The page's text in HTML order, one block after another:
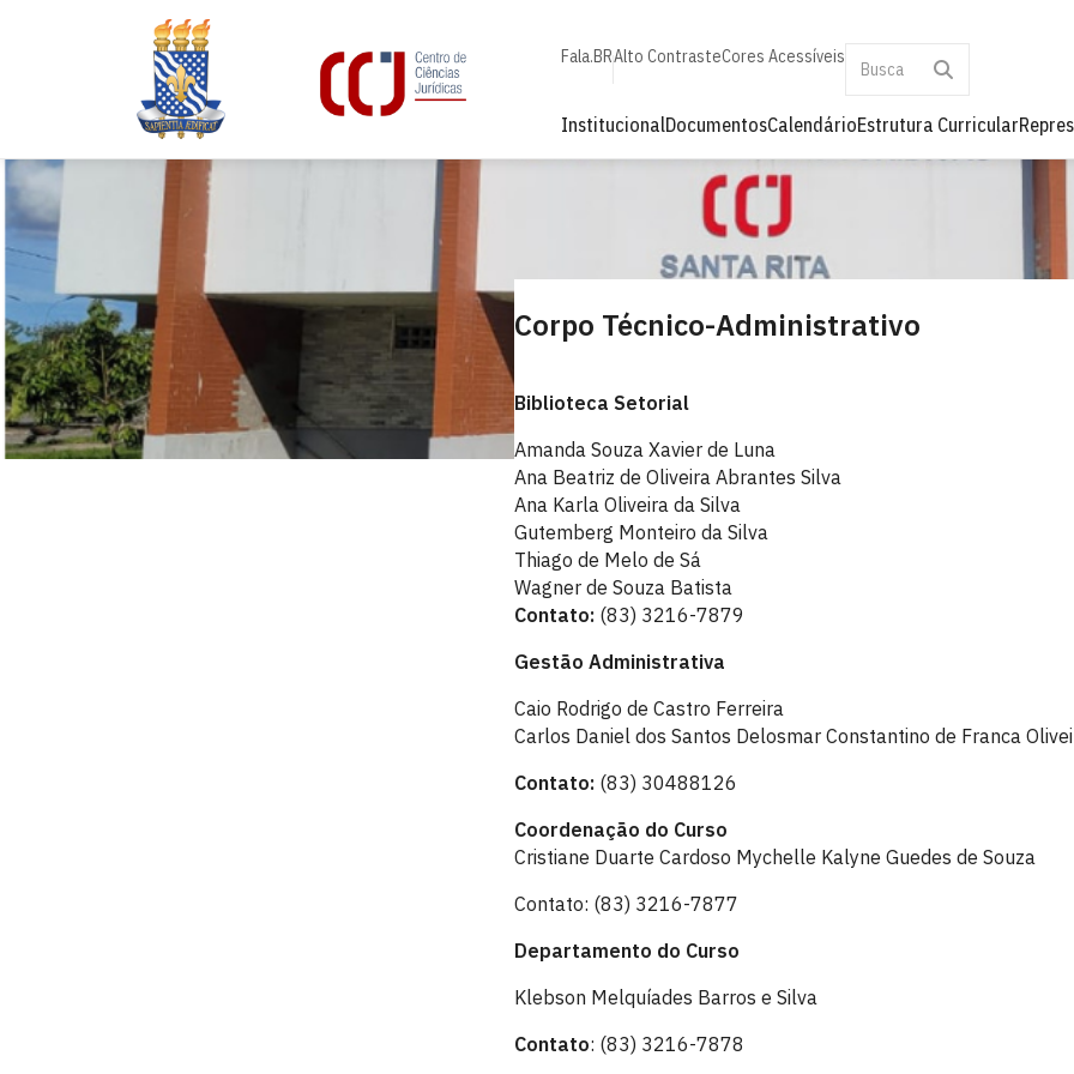
Fala.BRAlto ContrasteCores Acessíveis
InstitucionalDocumentosCalendárioEstrutura Curricular
Corpo Técnico-Administrativo
Biblioteca Setorial
Amanda Souza Xavier de Luna
Ana Beatriz de Oliveira Abrantes Silva
Ana Karla Oliveira da Silva
Gutemberg Monteiro da Silva
Thiago de Melo de Sá
Wagner de Souza Batista
Contato: (83) 3216-7879
Gestão Administrativa
Caio Rodrigo de Castro Ferreira
Carlos Daniel dos Santos Delosmar Constantino de Franca
Contato: (83) 30488126
Coordenação do Curso
Cristiane Duarte Cardoso Mychelle Kalyne Guedes de Souza
Contato: (83) 3216-7877
Departamento do Curso
Klebson Melquíades Barros e Silva
Contato: (83) 3216-7878